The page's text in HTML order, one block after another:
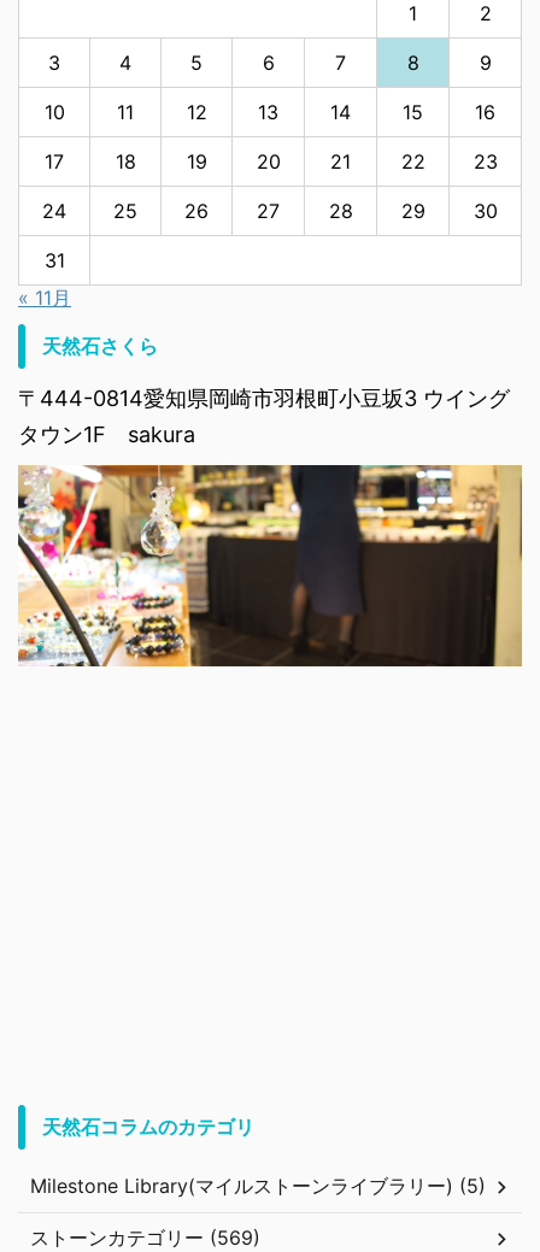
1 2
3 4 5 6 7 8 9
10 11 12 13 14 15 16
17 18 19 20 21 22 23
24 25 26 27 28 29 30
31
« 11月
天然石さくら
〒444-0814愛知県岡崎市羽根町小豆坂3 ウイング
タウン1F sakura
天然石コラムのカテゴリ
Milestone Library(マイルストーンライブラリー) (5)
ストーンカテゴリー (569)